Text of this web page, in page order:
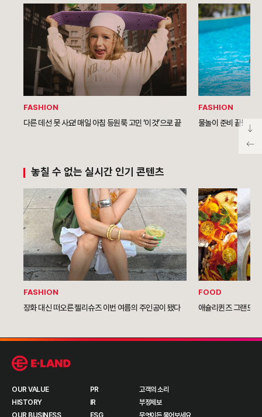
FASHION
다른 데선 못 사요! 매일 아침 등원룩 고민 ‘이것’으로 끝
FASHION
물놀이 준비 끝!
놓칠 수 없는 실시간 인기 콘텐츠
FASHION
장화 대신 떠오른 젤리슈즈 이번 여름의 주인공이 됐다
FOOD
애슐리퀸즈 그랜드
OUR VALUE
HISTORY
OUR BUSINESS
PR
IR
ESG
고객의 소리
부정제보
무엇이든 물어보세요